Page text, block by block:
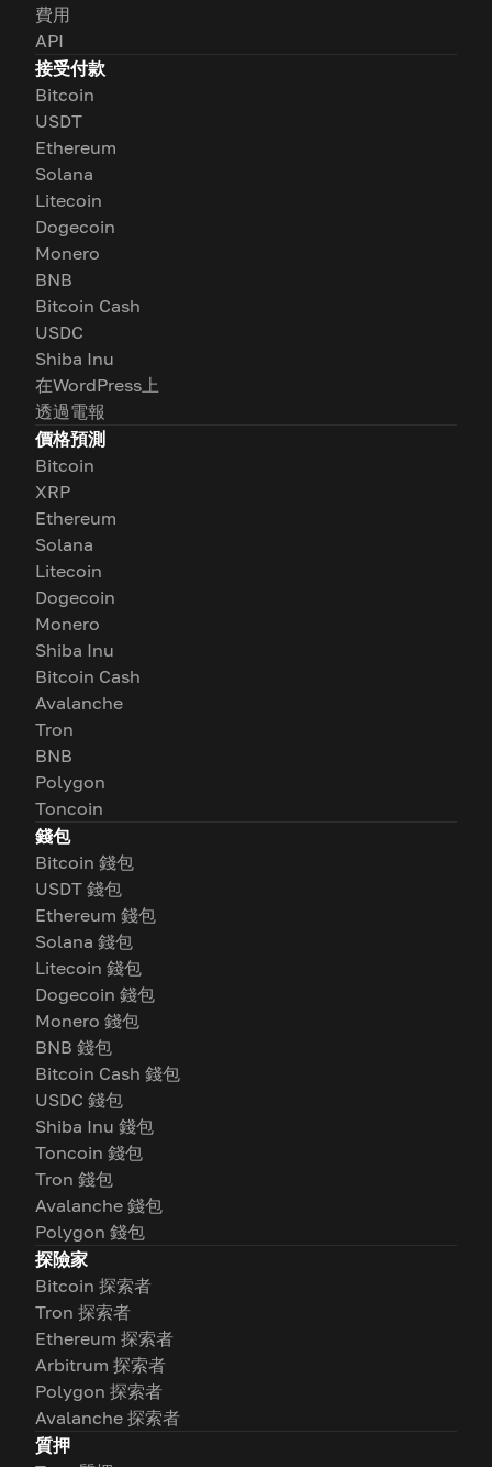
費用
API
接受付款
Bitcoin
USDT
Ethereum
Solana
Litecoin
Dogecoin
Monero
BNB
Bitcoin Cash
USDC
Shiba Inu
在WordPress上
透過電報
價格預測
Bitcoin
XRP
Ethereum
Solana
Litecoin
Dogecoin
Monero
Shiba Inu
Bitcoin Cash
Avalanche
Tron
BNB
Polygon
Toncoin
錢包
Bitcoin 錢包
USDT 錢包
Ethereum 錢包
Solana 錢包
Litecoin 錢包
Dogecoin 錢包
Monero 錢包
BNB 錢包
Bitcoin Cash 錢包
USDC 錢包
Shiba Inu 錢包
Toncoin 錢包
Tron 錢包
Avalanche 錢包
Polygon 錢包
探險家
Bitcoin 探索者
Tron 探索者
Ethereum 探索者
Arbitrum 探索者
Polygon 探索者
Avalanche 探索者
質押